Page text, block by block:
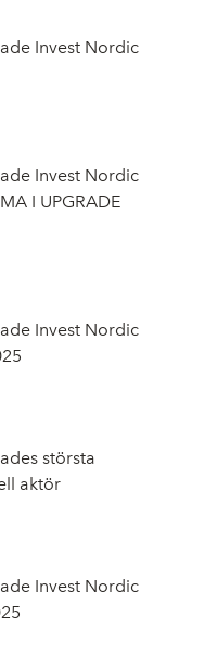
Invest Nordic
Invest Nordic
I UPGRADE
Invest Nordic
största
aktör
Invest Nordic